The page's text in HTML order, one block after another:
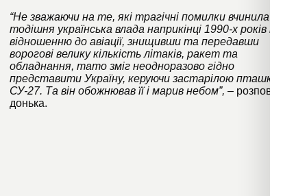
“Не зважаючи на те, які трагічні помилки вчинила
тодішня українська влада наприкінці 1990-х років по
відношенню до авіації, знищивши та передавши
ворогові велику кількість літаків, ракет та
обладнання, тато зміг неодноразово гідно
представити Україну, керуючи застарілою пташкою
СУ-27. Та він обожнював її і марив небом”, – розповідає
донька.